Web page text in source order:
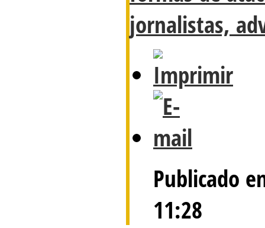
jornalistas,
Publicado
11:28